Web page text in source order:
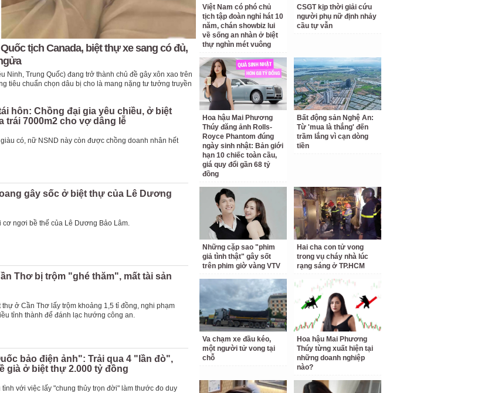
tịch Canada, biệt thự xe sang có đủ,
Ninh, Trung Quốc) đang trở thành chủ đề gây xôn xao trên
tiêu chuẩn chọn dâu bị cho là mang nặng tư tưởng truyền
hôn: Chồng đại gia yêu chiều, ở biệt
trái 7000m2 cho vợ dâng lễ
có, nữ NSND này còn được chồng doanh nhân hết
gây sốc ở biệt thự của Lê Dương
cơ ngơi bề thế của Lê Dương Bảo Lâm.
Thơ bị trộm "ghé thăm", mất tài sản
ở Cần Thơ lấy trộm khoảng 1,5 tỉ đồng, nghi phạm
tỉnh thành để đánh lạc hướng công an.
bảo điện ảnh": Trải qua 4 "lần đò",
già ở biệt thự 2.000 tỷ đồng
với việc lấy "chung thủy trọn đời" làm thước đo duy
Việt Nam có phó chủ
tịch tập đoàn nghỉ hát 10
năm, chán showbiz lui
về sống an nhàn ở biệt
thự nghìn mét vuông
CSGT kịp thời giải cứu
người phụ nữ định nhảy
cầu tự vẫn
Hoa hậu Mai Phương
Thúy đăng ảnh Rolls-
Royce Phantom đúng
ngày sinh nhật: Bản giới
hạn 10 chiếc toàn cầu,
giá quy đổi gần 68 tỷ
đồng
Bất động sản Nghệ An:
Từ 'mua là thắng' đến
trầm lắng vì cạn dòng
tiền
Những cặp sao "phim
giả tình thật" gây sốt
trên phim giờ vàng VTV
Hai cha con tử vong
trong vụ cháy nhà lúc
rạng sáng ở TP.HCM
Va chạm xe đầu kéo,
một người tử vong tại
chỗ
Hoa hậu Mai Phương
Thúy từng xuất hiện tại
những doanh nghiệp
nào?